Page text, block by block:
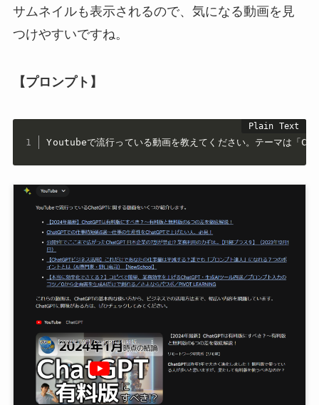
サムネイルも表示されるので、気になる動画を見
つけやすいですね。
【プロンプト】
Youtubeで流行っている動画を教えてください。テーマは「